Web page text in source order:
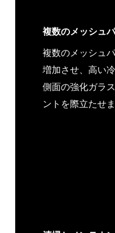
複数のメッシュ
複数のメッシュ
増加させ、高い
側面の強化ガラ
ントを際立たせま